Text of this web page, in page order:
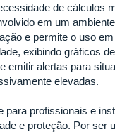
de cálculos
em um
e permite o uso
exibindo gráficos
emitir alertas para
elevadas.
profissionais e
e proteção. Por ser